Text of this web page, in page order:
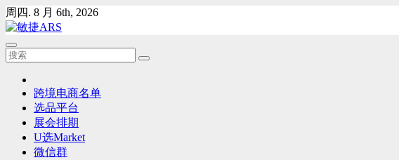
Skip
to
content
周四. 8 月 6th, 2026
跨境电商名单
选品平台
展会排期
U选Market
微信群